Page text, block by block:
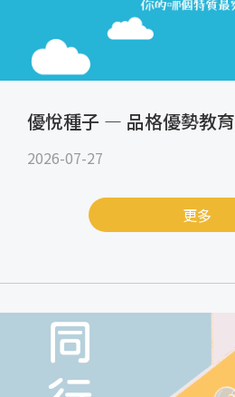
優悅種子 — 品格優勢教育
2026-07-27
更多